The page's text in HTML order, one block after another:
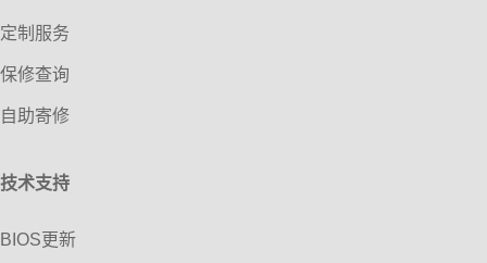
定制服务
保修查询
自助寄修
技术支持
BIOS更新